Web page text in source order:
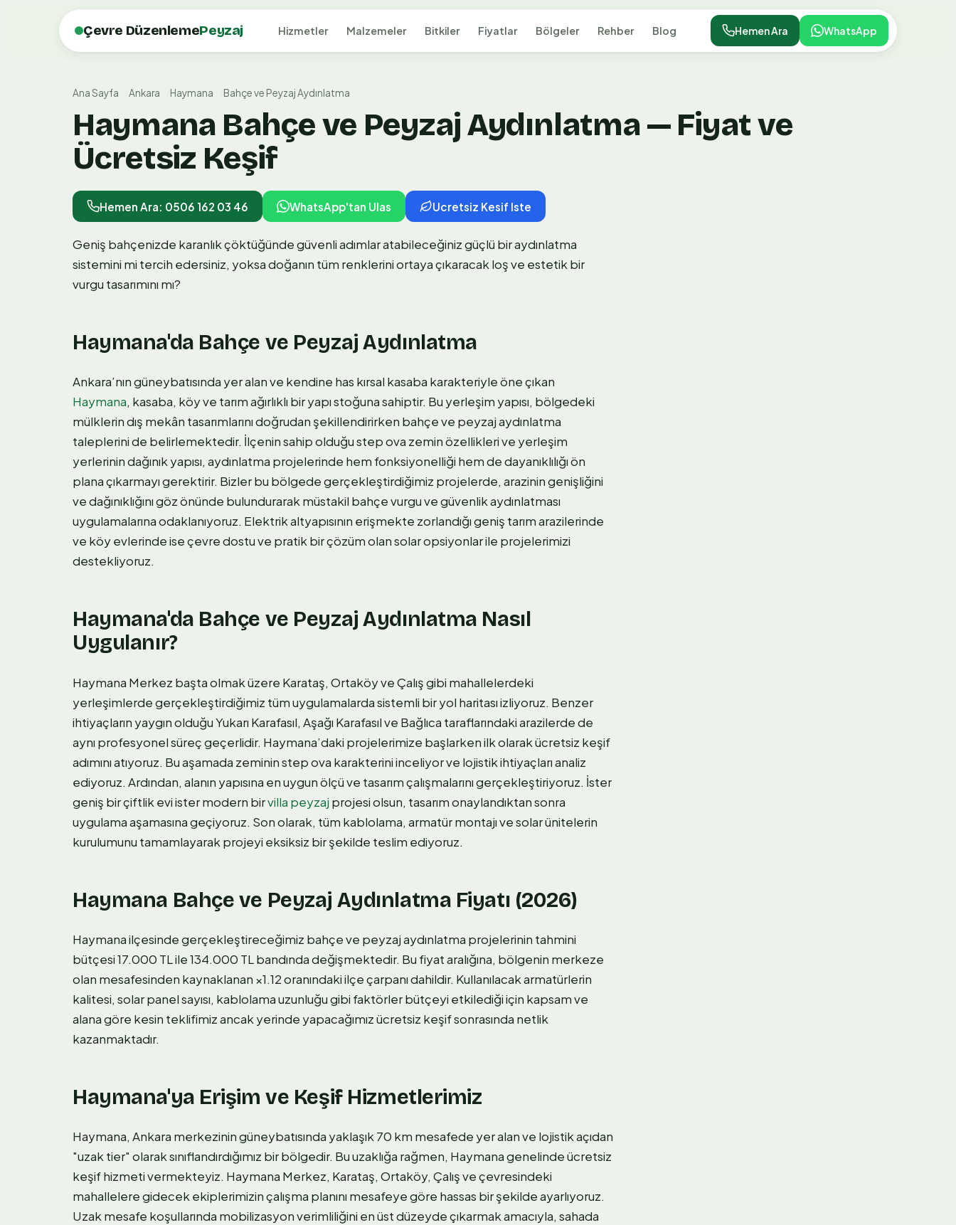
Çevre DüzenlemePeyzaj Hizmetler Malzemeler Bitkiler Fiyatlar Bölgeler Rehber Blog Hemen Ara WhatsApp
Ana Sayfa Ankara Haymana Bahçe ve Peyzaj Aydınlatma
Haymana Bahçe ve Peyzaj Aydınlatma — Fiyat ve
Ücretsiz Keşif
Hemen Ara: 0506 162 03 46 WhatsApp'tan Ulas Ucretsiz Kesif Iste
Geniş bahçenizde karanlık çöktüğünde güvenli adımlar atabileceğiniz güçlü bir aydınlatma
sistemini mi tercih edersiniz, yoksa doğanın tüm renklerini ortaya çıkaracak loş ve estetik bir
vurgu tasarımını mı?
Haymana'da Bahçe ve Peyzaj Aydınlatma
Ankara’nın güneybatısında yer alan ve kendine has kırsal kasaba karakteriyle öne çıkan
Haymana, kasaba, köy ve tarım ağırlıklı bir yapı stoğuna sahiptir. Bu yerleşim yapısı, bölgedeki
mülklerin dış mekân tasarımlarını doğrudan şekillendirirken bahçe ve peyzaj aydınlatma
taleplerini de belirlemektedir. İlçenin sahip olduğu step ova zemin özellikleri ve yerleşim
yerlerinin dağınık yapısı, aydınlatma projelerinde hem fonksiyonelliği hem de dayanıklılığı ön
plana çıkarmayı gerektirir. Bizler bu bölgede gerçekleştirdiğimiz projelerde, arazinin genişliğini
ve dağınıklığını göz önünde bulundurarak müstakil bahçe vurgu ve güvenlik aydınlatması
uygulamalarına odaklanıyoruz. Elektrik altyapısının erişmekte zorlandığı geniş tarım arazilerinde
ve köy evlerinde ise çevre dostu ve pratik bir çözüm olan solar opsiyonlar ile projelerimizi
destekliyoruz.
Haymana'da Bahçe ve Peyzaj Aydınlatma Nasıl
Uygulanır?
Haymana Merkez başta olmak üzere Karataş, Ortaköy ve Çalış gibi mahallelerdeki
yerleşimlerde gerçekleştirdiğimiz tüm uygulamalarda sistemli bir yol haritası izliyoruz. Benzer
ihtiyaçların yaygın olduğu Yukarı Karafasıl, Aşağı Karafasıl ve Bağlıca taraflarındaki arazilerde de
aynı profesyonel süreç geçerlidir. Haymana’daki projelerimize başlarken ilk olarak ücretsiz keşif
adımını atıyoruz. Bu aşamada zeminin step ova karakterini inceliyor ve lojistik ihtiyaçları analiz
ediyoruz. Ardından, alanın yapısına en uygun ölçü ve tasarım çalışmalarını gerçekleştiriyoruz. İster
geniş bir çiftlik evi ister modern birvilla peyzaj projesi olsun, tasarım onaylandıktan sonra
uygulama aşamasına geçiyoruz. Son olarak, tüm kablolama, armatür montajı ve solar ünitelerin
kurulumunu tamamlayarak projeyi eksiksiz bir şekilde teslim ediyoruz.
Haymana Bahçe ve Peyzaj Aydınlatma Fiyatı (2026)
Haymana ilçesinde gerçekleştireceğimiz bahçe ve peyzaj aydınlatma projelerinin tahmini
bütçesi 17.000 TL ile 134.000 TL bandında değişmektedir. Bu fiyat aralığına, bölgenin merkeze
olan mesafesinden kaynaklanan ×1.12 oranındaki ilçe çarpanı dahildir. Kullanılacak armatürlerin
kalitesi, solar panel sayısı, kablolama uzunluğu gibi faktörler bütçeyi etkilediği için kapsam ve
alana göre kesin teklifimiz ancak yerinde yapacağımız ücretsiz keşif sonrasında netlik
kazanmaktadır.
Haymana'ya Erişim ve Keşif Hizmetlerimiz
Haymana, Ankara merkezinin güneybatısında yaklaşık 70 km mesafede yer alan ve lojistik açıdan
"uzak tier" olarak sınıflandırdığımız bir bölgedir. Bu uzaklığa rağmen, Haymana genelinde ücretsiz
keşif hizmeti vermekteyiz. Haymana Merkez, Karataş, Ortaköy, Çalış ve çevresindeki
mahallelere gidecek ekiplerimizin çalışma planını mesafeye göre hassas bir şekilde ayarlıyoruz.
Uzak mesafe koşullarında mobilizasyon verimliliğini en üst düzeyde çıkarmak amacıyla, sahada